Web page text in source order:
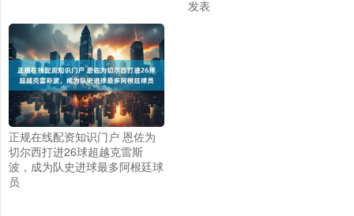
发表
正规在线配资知识门户 恩佐为
切尔西打进26球超越克雷斯
波，成为队史进球最多阿根廷球
员